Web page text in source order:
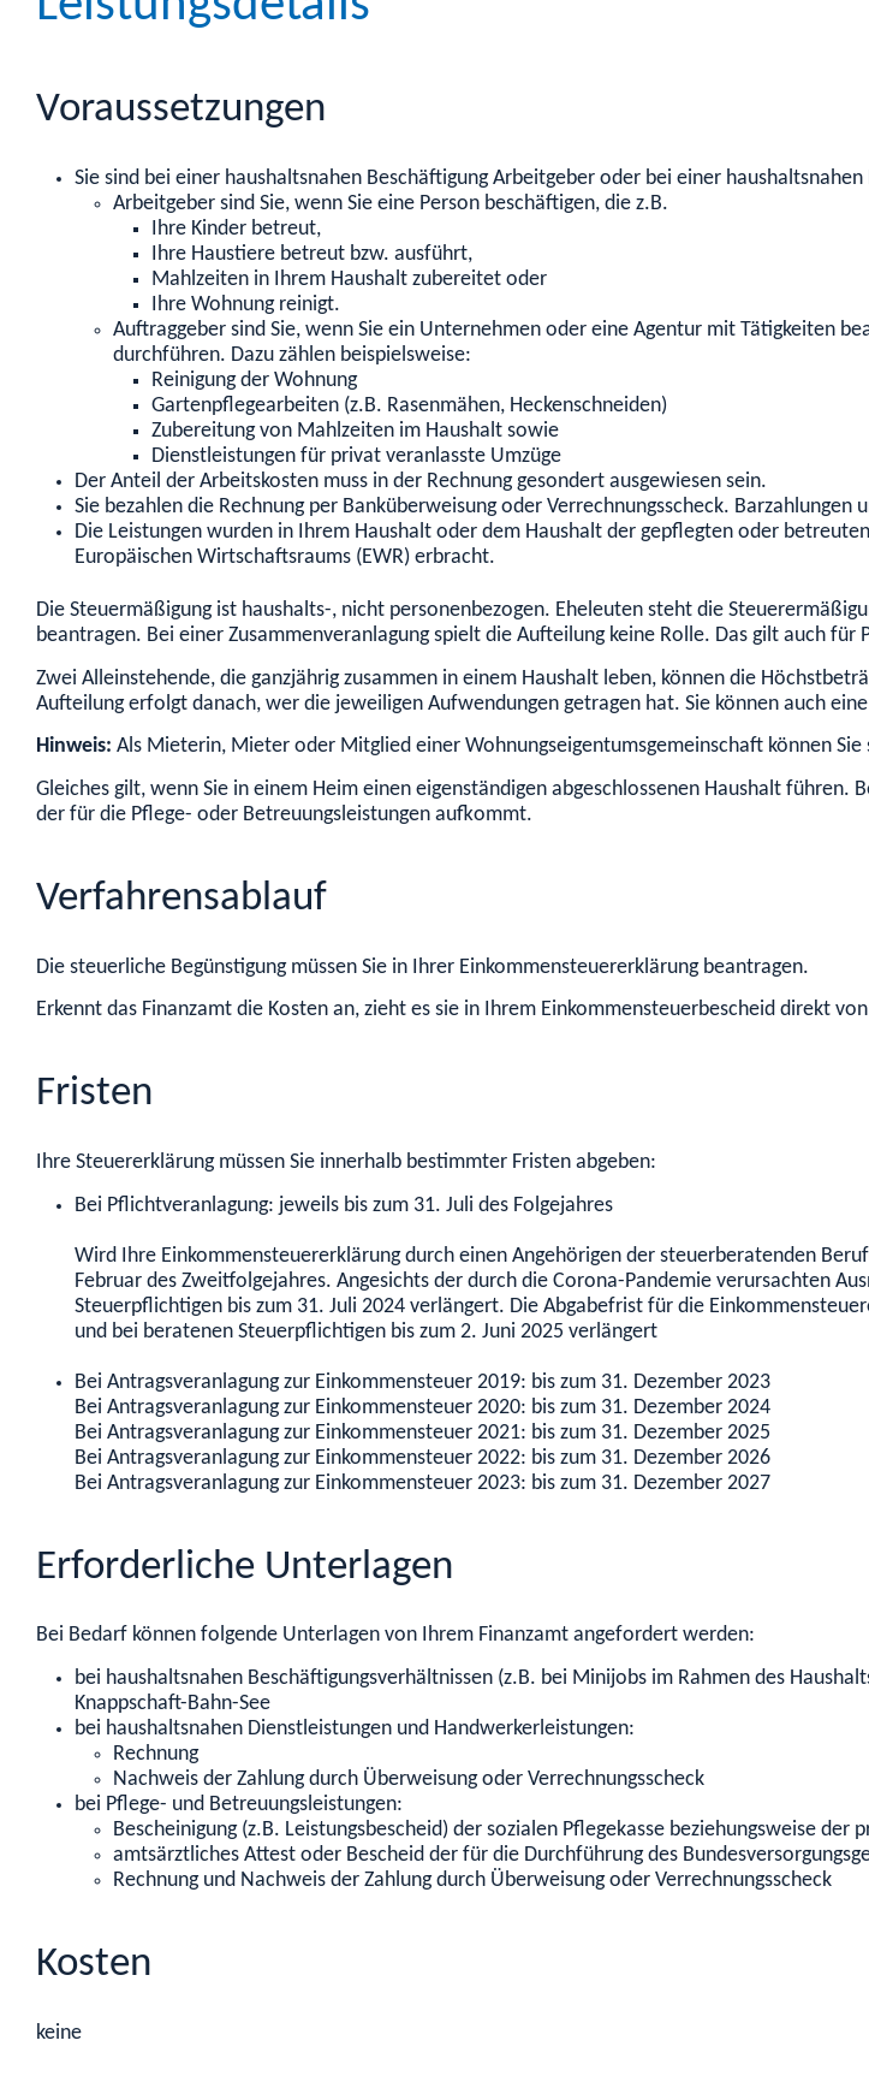
Voraussetzungen
Sie sind bei einer haushaltsnahen Beschäftigung Arbeitgeber oder bei einer haushaltsnahen
Arbeitgeber sind Sie, wenn Sie eine Person beschäftigen, die z.B.
Ihre Kinder betreut,
Ihre Haustiere betreut bzw. ausführt,
Mahlzeiten in Ihrem Haushalt zubereitet oder
Ihre Wohnung reinigt.
Auftraggeber sind Sie, wenn Sie ein Unternehmen oder eine Agentur mit Tätigkeiten
durchführen. Dazu zählen beispielsweise:
Reinigung der Wohnung
Gartenpflegearbeiten (z.B. Rasenmähen, Heckenschneiden)
Zubereitung von Mahlzeiten im Haushalt sowie
Dienstleistungen für privat veranlasste Umzüge
Der Anteil der Arbeitskosten muss in der Rechnung gesondert ausgewiesen sein.
Sie bezahlen die Rechnung per Banküberweisung oder Verrechnungsscheck. Barzahlungen
Die Leistungen wurden in Ihrem Haushalt oder dem Haushalt der gepflegten oder
Europäischen Wirtschaftsraums (EWR) erbracht.
Die Steuermäßigung ist haushalts-, nicht personenbezogen. Eheleuten steht die
beantragen. Bei einer Zusammenveranlagung spielt die Aufteilung keine Rolle. Das gilt auch
Zwei Alleinstehende, die ganzjährig zusammen in einem Haushalt leben, können die
Aufteilungerfolgt danach, wer die jeweiligen Aufwendungen getragen hat. Sie können auch
Hinweis: Als Mieterin, Mieter oder Mitglied einer Wohnungseigentumsgemeinschaft können Sie
Gleiches gilt, wenn Sie in einem Heim einen eigenständigen abgeschlossenen Haushalt führen.
der für die Pflege- oder Betreuungsleistungen aufkommt.
Verfahrensablauf
Die steuerliche Begünstigung müssen Sie in Ihrer Einkommensteuererklärung beantragen.
Erkennt das Finanzamt die Kosten an, zieht es sie in Ihrem Einkommensteuerbescheid direkt
Fristen
Ihre Steuererklärung müssen Sie innerhalb bestimmter Fristen abgeben:
Bei Pflichtveranlagung: jeweils bis zum 31. Juli des Folgejahres
Wird Ihre Einkommensteuererklärung durch einen Angehörigen der steuerberatenden
Februar des Zweitfolgejahres. Angesichts der durch die Corona-Pandemie verursachten
Steuerpflichtigen bis zum 31. Juli 2024 verlängert. Die Abgabefrist für die
und bei beratenen Steuerpflichtigen bis zum 2. Juni 2025 verlängert
Bei Antragsveranlagung zur Einkommensteuer 2019: bis zum 31. Dezember 2023
Bei Antragsveranlagung zur Einkommensteuer 2020: bis zum 31. Dezember 2024
Bei Antragsveranlagung zur Einkommensteuer 2021: bis zum 31. Dezember 2025
Bei Antragsveranlagung zur Einkommensteuer 2022: bis zum 31. Dezember 2026
Bei Antragsveranlagung zur Einkommensteuer 2023: bis zum 31. Dezember 2027
Erforderliche Unterlagen
Bei Bedarf können folgende Unterlagen von Ihrem Finanzamt angefordert werden:
bei haushaltsnahen Beschäftigungsverhältnissen (z.B. bei Minijobs im Rahmen des
Knappschaft-Bahn-See
bei haushaltsnahen Dienstleistungen und Handwerkerleistungen:
Rechnung
Nachweis der Zahlung durch Überweisung oder Verrechnungsscheck
bei Pflege- und Betreuungsleistungen:
Bescheinigung (z.B. Leistungsbescheid) der sozialen Pflegekasse beziehungsweise der
amtsärztliches Attest oder Bescheid der für die Durchführung des
Rechnung und Nachweis der Zahlung durch Überweisung oder Verrechnungsscheck
Kosten
keine